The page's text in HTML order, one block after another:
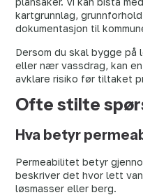
kartgrunnlag,
dokumentasjon til
Dersom du skal bygge på
eller nær vassdrag, kan
avklare risiko før tiltaket
Ofte stilte
Hva betyr
Permeabilitet betyr
beskriver det hvor lett
løsmasser eller berg.